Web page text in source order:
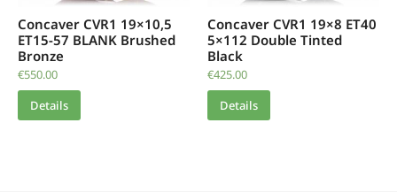
Concaver CVR1 19×10,5
ET15-57 BLANK Brushed
Bronze
€550.00
Details
Concaver CVR1 19×8 ET40
5×112 Double Tinted
Black
€425.00
Details